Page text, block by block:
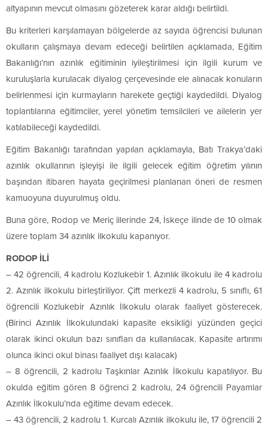
altyapının mevcut olmasını gözeterek karar aldığı belirtildi.
Bu kriterleri karşılamayan bölgelerde az sayıda öğrencisi bulunan
okulların çalışmaya devam edeceği belirtilen açıklamada, Eğitim
Bakanlığı’nın azınlık eğitiminin iyileştirilmesi için ilgili kurum ve
kuruluşlarla kurulacak diyalog çerçevesinde ele alınacak konuların
belirlenmesi için kurmayların harekete geçtiği kaydedildi. Diyalog
toplantılarına eğitimciler, yerel yönetim temsilcileri ve ailelerin yer
katılabileceği kaydedildi.
Eğitim Bakanlığı tarafından yapılan açıklamayla, Batı Trakya’daki
azınlık okullarının işleyişi ile ilgili gelecek eğitim öğretim yılının
başından itibaren hayata geçirilmesi planlanan öneri de resmen
kamuoyuna duyurulmuş oldu.
Buna göre, Rodop ve Meriç illerinde 24, İskeçe ilinde de 10 olmak
üzere toplam 34 azınlık ilkokulu kapanıyor.
RODOP İLİ
– 42 öğrencili, 4 kadrolu Kozlukebir 1. Azınlık ilkokulu ile 4 kadrolu
2. Azınlık ilkokulu birleştiriliyor. Çift merkezli 4 kadrolu, 5 sınıflı, 61
öğrencili Kozlukebir Azınlık İlkokulu olarak faaliyet gösterecek.
(Birinci Azınlık İlkokulundaki kapasite eksikliği yüzünden geçici
olarak ikinci okulun bazı sınıfları da kullanılacak. Kapasite artırımı
olunca ikinci okul binası faaliyet dışı kalacak)
– 8 öğrencili, 2 kadrolu Taşkınlar Azınlık İlkokulu kapatılıyor. Bu
okulda eğitim gören 8 öğrenci 2 kadrolu, 24 öğrencili Payamlar
Azınlık İlkokulu’nda eğitime devam edecek.
– 43 öğrencili, 2 kadrolu 1. Kurcalı Azınlık ilkokulu ile, 17 öğrencili 2